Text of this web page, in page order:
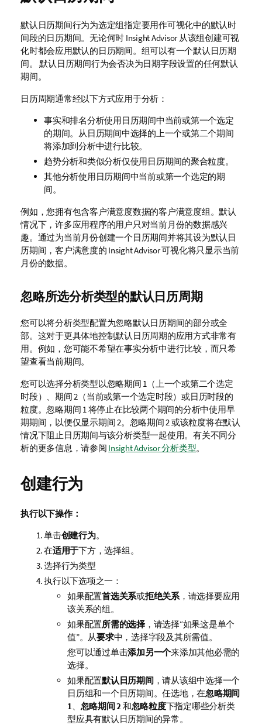
默认日历期间行为为选定组指定要用作可视化中的默认时
间段的日历期间。无论何时 Insight Advisor从该组创建可视
化时都会应用默认的日历期间。组可以有一个默认日历期
间。 默认日历期间行为会否决为日期字段设置的任何默认
期间。
日历周期通常经以下方式应用于分析：
事实和排名分析使用日历期间中当前或第一个选定
的期间。从日历期间中选择的上一个或第二个期间
将添加到分析中进行比较。
趋势分析和类似分析仅使用日历期间的聚合粒度。
其他分析使用日历期间中当前或第一个选定的期
间。
例如，您拥有包含客户满意度数据的客户满意度组。默认
情况下，许多应用程序的用户只对当前月份的数据感兴
趣。通过为当前月份创建一个日历期间并将其设为默认日
历期间， 客户满意度的 Insight Advisor可视化将只显示当前
月份的数据。
忽略所选分析类型的默认日历周期
您可以将分析类型配置为忽略默认日历期间的部分或全
部。这对于更具体地控制默认日历周期的应用方式非常有
用。例如，您可能不希望在事实分析中进行比较，而只希
望查看当前期间。
您可以选择分析类型以忽略期间 1（上一个或第二个选定
时段）、期间 2（当前或第一个选定时段）或日历时段的
粒度。忽略期间 1 将停止在比较两个期间的分析中使用早
期期间，以便仅显示期间 2。忽略期间 2 或该粒度将在默认
情况下阻止日历期间与该分析类型一起使用。 有关不同分
析的更多信息，请参阅 Insight Advisor 分析类型。
创建行为
执行以下操作：
单击创建行为。
在适用于下方，选择组。
选择行为类型
执行以下选项之一：
如果配置首选关系或拒绝关系，请选择要应用
该关系的组。
如果配置所需的选择，请选择“如果这是单个
值”。从要求中，选择字段及其所需值。
您可以通过单击添加另一个来添加其他必需的
选择。
如果配置默认日历期间，请从该组中选择一个
日历组和一个日历期间。任选地，在忽略期间
1
忽略期间 2 和忽略粒度下指定哪些分析类
型应具有默认日历期间的异常。